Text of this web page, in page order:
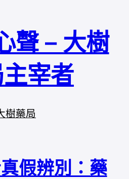
聲 – 大樹
宰者
樹藥局
假辨別：藥